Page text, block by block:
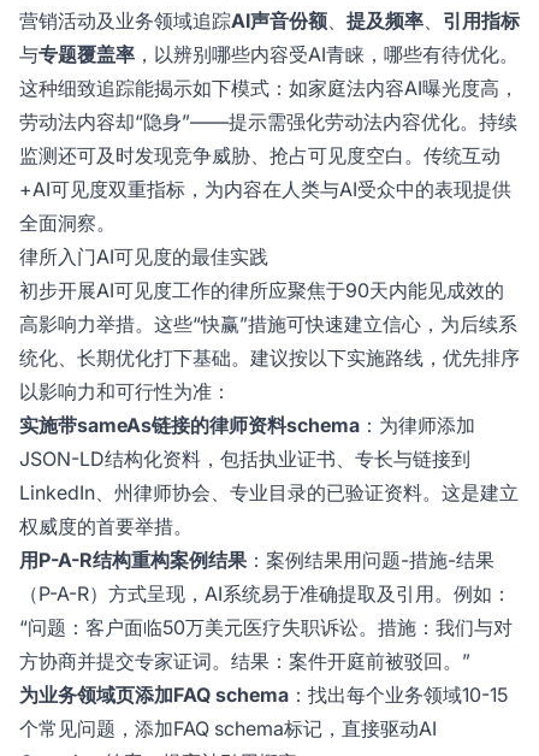
营销活动及业务领域追踪AI声音份额 提及频率
引用指标
与专题覆盖率 ，以辨别哪些内容受AI青睐，哪些有待优化。
这种细致追踪能揭示如下模式：如家庭法内容AI曝光度高，
劳动法内容却“隐身”——提示需强化劳动法内容优化。持续
监测还可及时发现竞争威胁、抢占可见度空白。传统互动
+AI可见度双重指标，为内容在人类与AI受众中的表现提供
全面洞察。
律所入门AI可见度的最佳实践
初步开展AI可见度工作的律所应聚焦于90天内能见成效的
高影响力举措。这些“快赢”措施可快速建立信心，为后续系
统化、长期优化打下基础。建议按以下实施路线，优先排序
以影响力和可行性为准：
实施带sameAs链接的律师资料schema ：为律师添加
JSON-LD结构化资料，包括执业证书、专长与链接到
LinkedIn、州律师协会、专业目录的已验证资料。这是建立
权威度的首要举措。
用P-A-R结构重构案例结果 ：案例结果用问题-措施-结果
（P-A-R）方式呈现，AI系统易于准确提取及引用。例如：
“问题：客户面临50万美元医疗失职诉讼。措施：我们与对
方协商并提交专家证词。结果：案件开庭前被驳回。”
为业务领域页添加FAQ schema ：找出每个业务领域10-15
个常见问题，添加FAQ schema标记，直接驱动AI